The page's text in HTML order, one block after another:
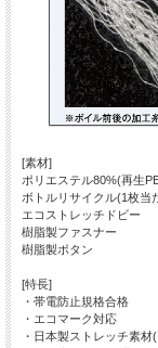
[素材]
ポリエステル80%(再生
ボトルリサイクル(1枚当
エコストレッチドビー
樹脂製ファスナー
樹脂製ボタン
[特長]
・帯電防止規格合格
・エコマーク対応
・日本製ストレッチ素材